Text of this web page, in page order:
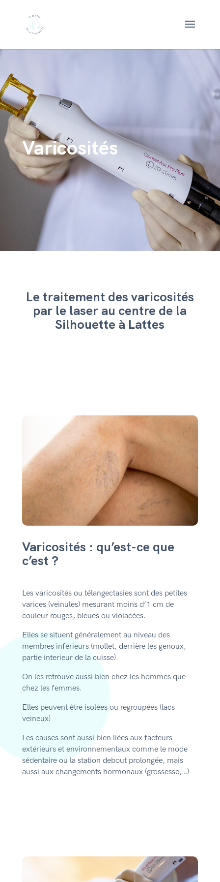
Varicosités
Le traitement des varicosités
par le laser au centre de la
Silhouette à Lattes
Varicosités : qu’est-ce que
c’est ?
Les varicosités ou télangectasies sont des petites
varices (veinules) mesurant moins d’1 cm de
couleur rouges, bleues ou violacées.
Elles se situent généralement au niveau des
membres inférieurs (mollet, derrière les genoux,
partie interieur de la cuisse).
On les retrouve aussi bien chez les hommes que
chez les femmes.
Elles peuvent être isolées ou regroupées (lacs
veineux)
Les causes sont aussi bien liées aux facteurs
extérieurs et environnementaux comme le mode
sédentaire ou la station debout prolongée, mais
aussi aux changements hormonaux (grossesse,…)